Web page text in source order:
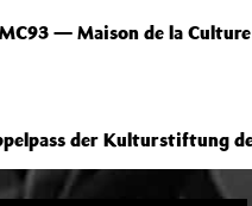
— Maison de la
der